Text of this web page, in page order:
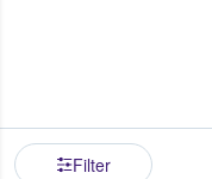
Filter